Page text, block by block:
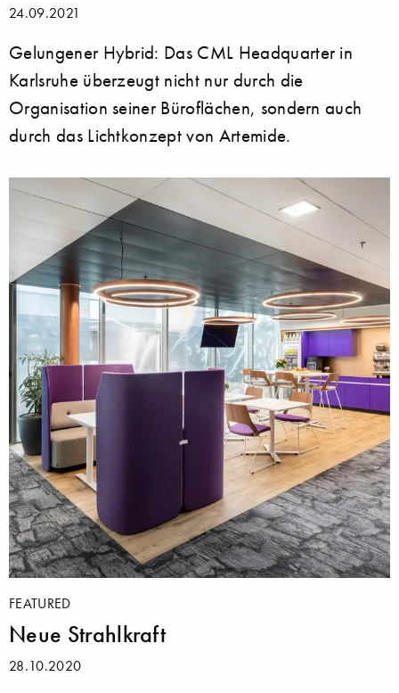
24.09.2021
Gelungener Hybrid: Das CML Headquarter in
Karlsruhe überzeugt nicht nur durch die
Organisation seiner Büroflächen, sondern auch
durch das Lichtkonzept von Artemide.
FEATURED
Neue Strahlkraft
28.10.2020